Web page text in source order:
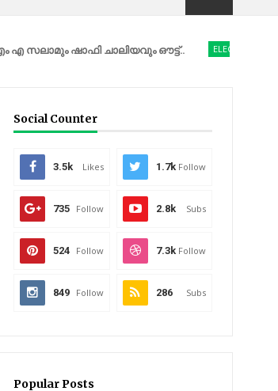
ഷാഫി ചാലിയവും ഔട്ട്.. ELECTION 2026
Social Counter
3.5k Likes 1.7k Follow
735 Follow 2.8k Subs
524 Follow 7.3k Follow
849 Follow 286 Subs
Popular Posts